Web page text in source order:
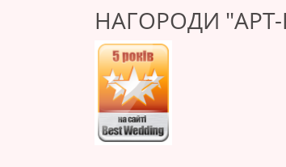
НАГОРОДИ "АРТ-